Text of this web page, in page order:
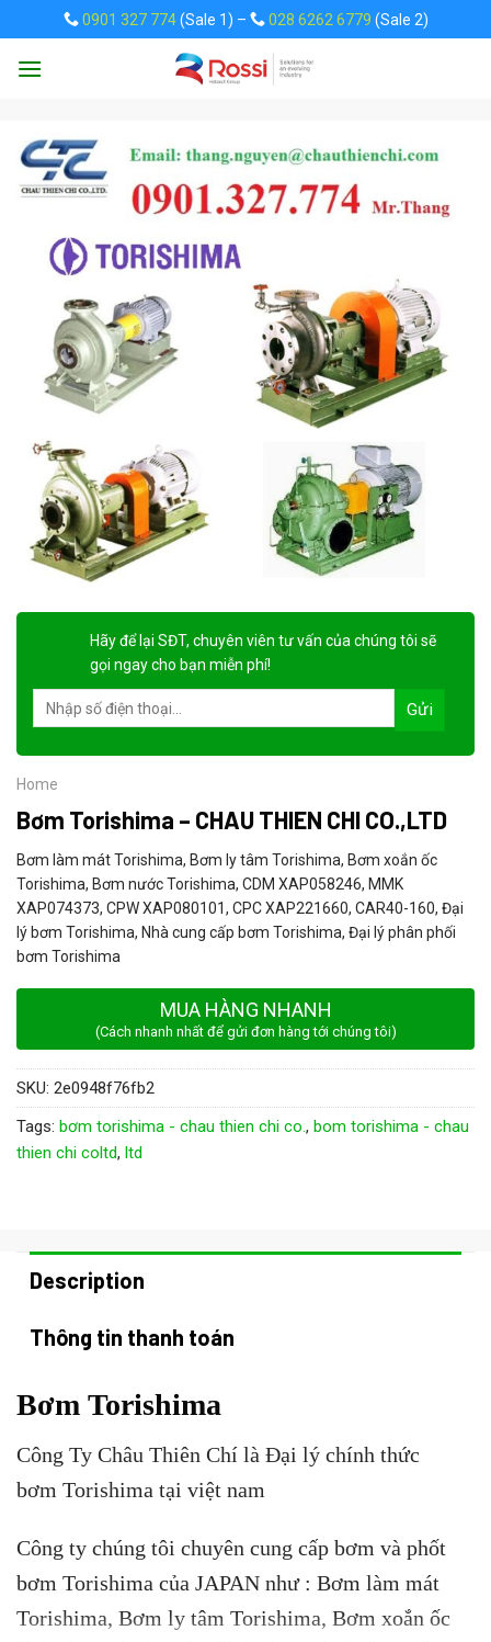
to
content
0901 327 774(Sale 1) – 028 6262 6779 (Sale 2)
Hãy để lại SĐT, chuyên viên tư vấn của chúng tôi sẽ
gọi ngay cho bạn miễn phí!
Home
Bơm Torishima – CHAU THIEN CHI CO.,LTD
Bơm làm mát Torishima, Bơm ly tâm Torishima, Bơm xoắn ốc
Torishima, Bơm nước Torishima, CDM XAP058246, MMK
XAP074373, CPW XAP080101, CPC XAP221660, CAR40-160, Đại
lý bơm Torishima, Nhà cung cấp bơm Torishima, Đại lý phân phối
bơm Torishima
MUA HÀNG NHANH
(Cách nhanh nhất để gửi đơn hàng tới chúng tôi)
SKU: 2e0948f76fb2
Tags: bơm torishima - chau thien chi co., bom torishima - chau
thien chi coltd, ltd
Description
Thông tin thanh toán
Bơm Torishima
Công Ty Châu Thiên Chí là Đại lý chính thức
bơm Torishima tại việt nam
Công ty chúng tôi chuyên cung cấp bơm và phốt
bơm Torishima của JAPAN như : Bơm làm mát
Torishima, Bơm ly tâm Torishima, Bơm xoắn ốc